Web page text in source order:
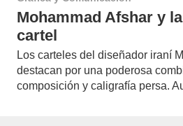
Mohammad Afshar y
cartel
Los carteles del diseñador iraní
destacan por una poderosa
composición y caligrafía persa.